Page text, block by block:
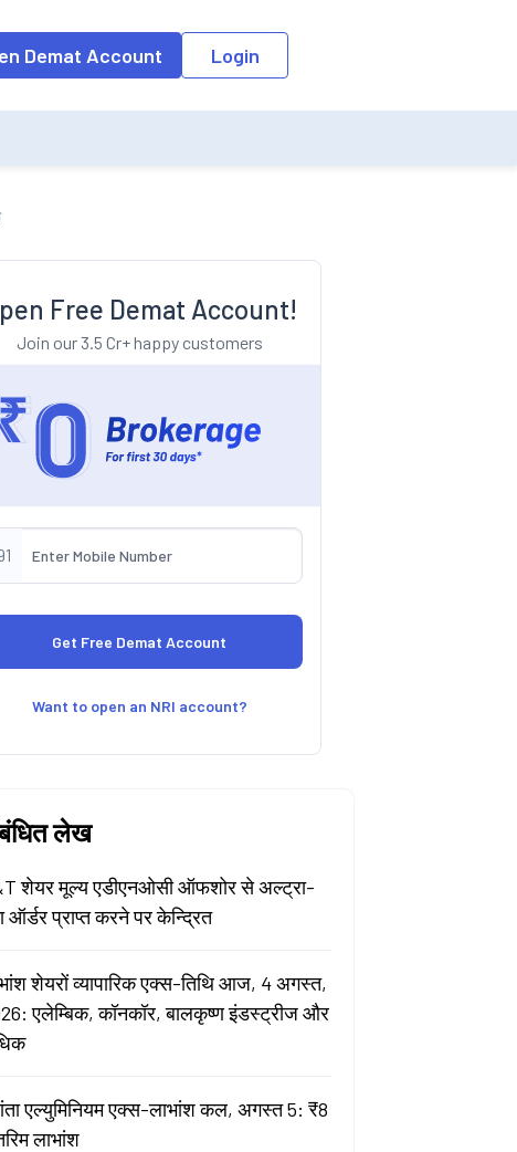
the input field, the suggestion list will be updated as per the
Demat Account Login
Free Demat Account!
Join our 3.5 Cr+ happy customers
Want to open an NRI account?
लेख
शेयर मूल्य एडीएनओसी ऑफशोर से अल्ट्रा-
ऑर्डर प्राप्त करने पर केन्द्रित
शेयरों व्यापारिक एक्स-तिथि आज, 4 अगस्त,
एलेम्बिक, कॉनकॉर, बालकृष्ण इंडस्ट्रीज और
एल्युमिनियम एक्स-लाभांश कल, अगस्त 5: ₹8
लाभांश